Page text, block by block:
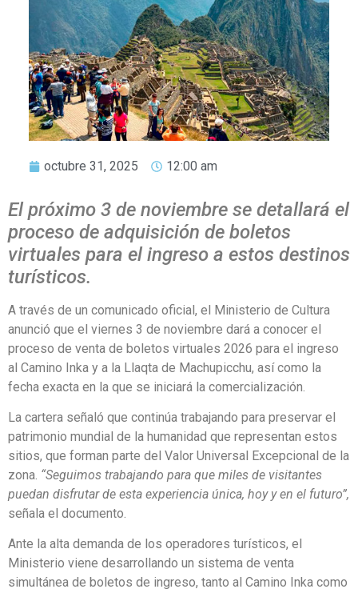
octubre 31, 2025 12:00 am
El próximo 3 de noviembre se detallará el
proceso de adquisición de boletos
virtuales para el ingreso a estos destinos
turísticos.
A través de un comunicado oficial, el Ministerio de Cultura
anunció que el viernes 3 de noviembre dará a conocer el
proceso de venta de boletos virtuales 2026 para el ingreso
al Camino Inka y a la Llaqta de Machupicchu, así como la
fecha exacta en la que se iniciará la comercialización.
La cartera señaló que continúa trabajando para preservar el
patrimonio mundial de la humanidad que representan estos
sitios, que forman parte del Valor Universal Excepcional de la
zona. “Seguimos trabajando para que miles de visitantes
puedan disfrutar de esta experiencia única, hoy y en el futuro”,
señala el documento.
Ante la alta demanda de los operadores turísticos, el
Ministerio viene desarrollando un sistema de venta
simultánea de boletos de ingreso, tanto al Camino Inka como